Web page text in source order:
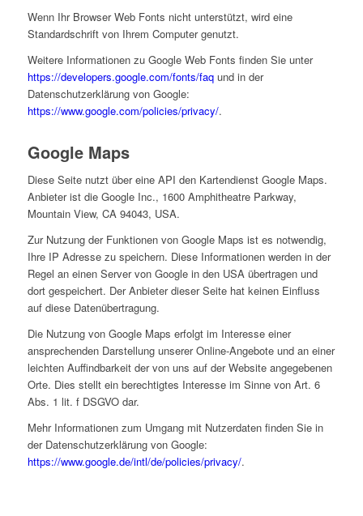
Wenn Ihr Browser Web Fonts nicht unterstützt, wird eine
Standardschrift von Ihrem Computer genutzt.
Weitere Informationen zu Google Web Fonts finden Sie unter
https://developers.google.com/fonts/faqund in der
Datenschutzerklärung von Google:
https://www.google.com/policies/privacy/.
Google Maps
Diese Seite nutzt über eine API den Kartendienst Google Maps.
Anbieter ist die Google Inc., 1600 Amphitheatre Parkway,
Mountain View, CA 94043, USA.
Zur Nutzung der Funktionen von Google Maps ist es notwendig,
Ihre IP Adresse zu speichern. Diese Informationen werden in der
Regel an einen Server von Google in den USA übertragen und
dort gespeichert. Der Anbieter dieser Seite hat keinen Einfluss
auf diese Datenübertragung.
Die Nutzung von Google Maps erfolgt im Interesse einer
ansprechenden Darstellung unserer Online-Angebote und an einer
leichten Auffindbarkeit der von uns auf der Website angegebenen
Orte. Dies stellt ein berechtigtes Interesse im Sinne von Art. 6
Abs. 1 lit. f DSGVO dar.
Mehr Informationen zum Umgang mit Nutzerdaten finden Sie in
der Datenschutzerklärung von Google:
https://www.google.de/intl/de/policies/privacy/.